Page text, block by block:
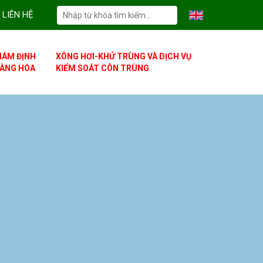
LIÊN HỆ
ĐỊNH
HÓA
XÔNG HƠI-KHỬ TRÙNG VÀ DỊCH VỤ
KIỂM SOÁT CÔN TRÙNG